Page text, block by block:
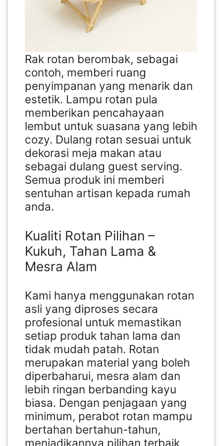
Rak rotan berombak, sebagai
contoh, memberi ruang
penyimpanan yang menarik dan
estetik. Lampu rotan pula
memberikan pencahayaan
lembut untuk suasana yang lebih
cozy. Dulang rotan sesuai untuk
dekorasi meja makan atau
sebagai dulang guest serving.
Semua produk ini memberi
sentuhan artisan kepada rumah
anda.
Kualiti Rotan Pilihan –
Kukuh, Tahan Lama &
Mesra Alam
Kami hanya menggunakan rotan
asli yang diproses secara
profesional untuk memastikan
setiap produk tahan lama dan
tidak mudah patah. Rotan
merupakan material yang boleh
diperbaharui, mesra alam dan
lebih ringan berbanding kayu
biasa. Dengan penjagaan yang
minimum, perabot rotan mampu
bertahan bertahun-tahun,
menjadikannya pilihan terbaik